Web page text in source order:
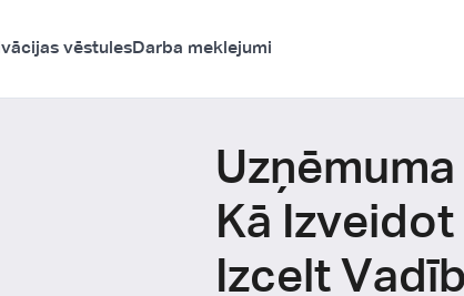
vēstulesDarba meklejumi
Uzņēmuma
Kā
Izcelt